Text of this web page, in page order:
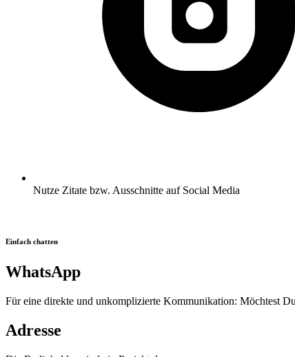
Nutze Zitate bzw. Ausschnitte auf Social Media
Einfach chatten
WhatsApp
Für eine direkte und unkomplizierte Kommunikation: Möchtest
Adresse